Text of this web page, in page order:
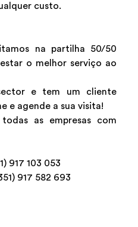
custo.
na partilha 50/50
o melhor serviço ao
e tem um cliente
e agende a sua visita!
as empresas com
917 103 053
917 582 693